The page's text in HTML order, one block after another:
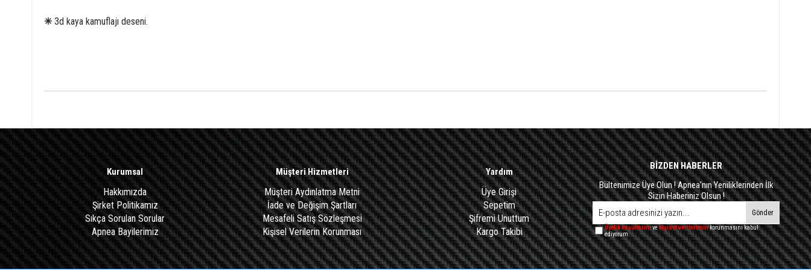
✳3d kaya kamuflajı deseni.
Kurumsal
Hakkımızda
Şirket Politikamız
Sıkça Sorulan Sorular
Apnea Bayilerimiz
Müşteri Hizmetleri
Müşteri Aydınlatma Metni
İade ve Değişim Şartları
Mesafeli Satış Sözleşmesi
Kişisel Verilerin Korunması
Yardım
Üye Girişi
Sepetim
Şifremi Unuttum
Kargo Takibi
BİZDEN HABERLER
Bültenimize Üye Olun ! Apnea'nın Yeniliklerinden İlk
Sizin Haberiniz Olsun !
Gönder
Üyelik koşullarınıvekişisel verileriminkorunmasını kabul
ediyorum.